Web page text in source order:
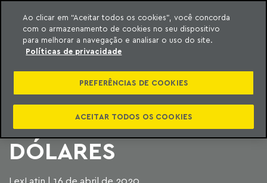
o conteúdo
Machado Meyer
BR MALLS FAZ
EMISSÃO DE TÍTULOS
POR 57,6 MILHÕES DE
DÓLARES
LexLatin | 16 de abril de 2020
Ao clicar em “Aceitar todos os cookies”, você concorda
com o armazenamento de cookies no seu dispositivo
para melhorar a navegação e analisar o uso do site.
Políticas de privacidade
PREFERÊNCIAS DE COOKIES
ACEITAR TODOS OS COOKIES